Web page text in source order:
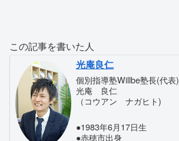
この記事を書いた人
光庵良仁
個別指導塾Willbe塾長(代表)
光庵 良仁
（コウアン ナガヒト)
●1983年6月17日生
●赤穂市出身